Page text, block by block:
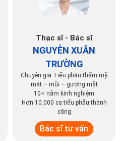
Thạc sĩ - Bác sĩ
NGUYỄN XUÂN
TRƯỜNG
Chuyên gia Tiểu phẫu thẩm mỹ
mắt – mũi – gương mặt
10+ năm kinh nghiệm
Hơn 10.000 ca tiểu phẫu thành
công
Bác sĩ tư vấn